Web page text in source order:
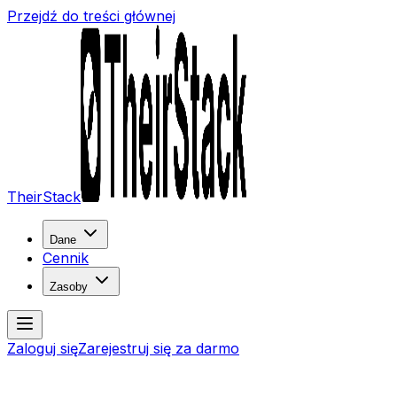
Przejdź do treści głównej
TheirStack
Dane
Cennik
Zasoby
Zaloguj sięZarejestruj się za darmo